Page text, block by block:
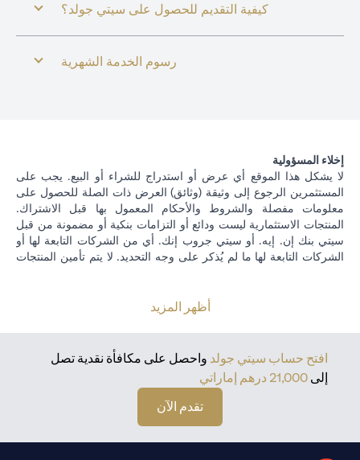
كيفية التقديم للحصول على سيتي جولد؟
رسوم الخدمة الشهرية
إخلاء المسؤولية
لا يشكل هذا الموقع أي عرض أو استدراج للشراء أو البيع. يجب على
المستثمرين الرجوع إلى وثيقة (وثائق) العرض ذات الصلة للحصول على
معلومات مفصلة والشروط والأحكام المعمول بها قبل الاشتراك.
المنتجات الاستثمارية ليست ودائع أو التزامات بنكية أو مضمونة من قبل
سيتي بنك إن. إيه. أو سيتي جروب إنك. أي من الشركات التابعة لها أو
الشركات التابعة لها ما لم يُذكر على وجه التحديد. لا يتم تأمين المنتجات
المستثمر. الأداء السابق ليس مؤشرا على النتائج المستقبلية: الأسعار
في استثمارات و / أو منتجات خزينة مقومة بعملة أجنبية (غير محلية) على
دراية بمخاطر تقلبات أسعار الصرف التي قد تتسبب في خسارة رأس
المال عند تحويل العملة الأجنبية إلى العملة المحلية للمستثمرين. لا تتوفر
منتجات الاستثمار والخزانة للأشخاص الأمريكيين. تخضع جميع طلبات
الاستثمار ومنتجات الخزينة لشروط وأحكام الاستثمار الفردي ومنتجات
الخزينة. يدرك العميل أنه من مسؤوليته طلب المشورة القانونية و / أو
أظهر المزيد
افتح حساب سيتي جولد واحصل على مكافأة نقدية تصل
إلى
تقدم الآن